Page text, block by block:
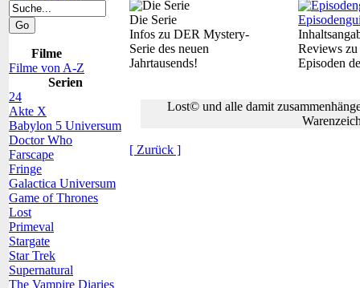
Filme
Filme von A-Z
Serien
24
Akte X
Babylon 5 Universum
Doctor Who
Farscape
Fringe
Galactica Universum
Game of Thrones
Lost
Primeval
Stargate
Star Trek
Supernatural
The Vampire Diaries
Die Serie
Infos zu DER Mystery-
Serie des neuen
Jahrtausends!
Reviews zu
Episoden
Lost© und alle damit
[ Zurück ]